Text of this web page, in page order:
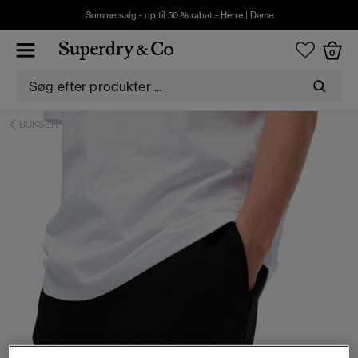
Sommersalg - op til 50 % rabat - Herre| Dame
0
BUKSER